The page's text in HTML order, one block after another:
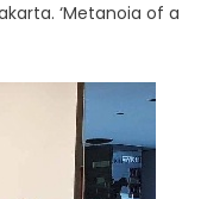
‘Metanoia of a